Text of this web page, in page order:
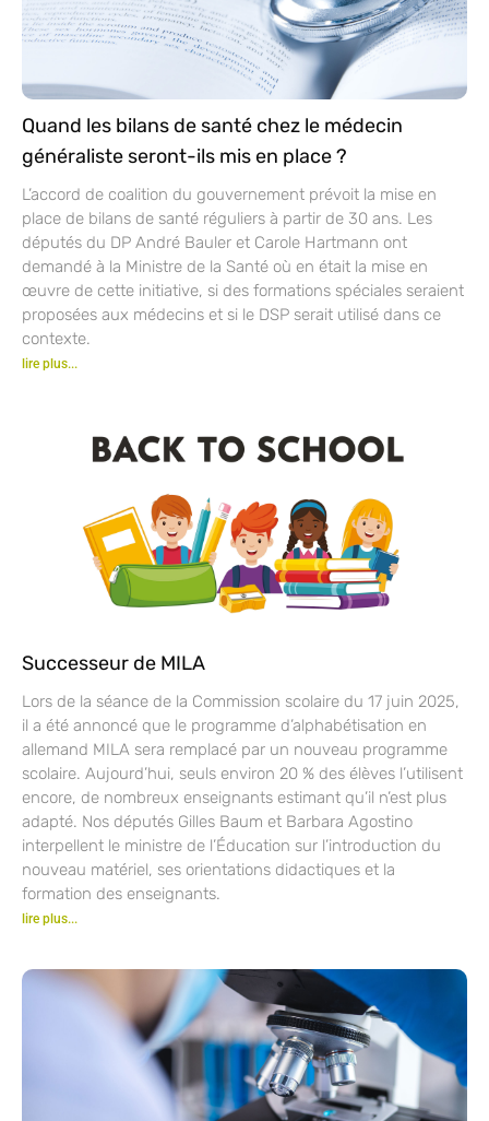
Quand les bilans de santé chez le médecin
généraliste seront-ils mis en place ?
L’accord de coalition du gouvernement prévoit la mise en
place de bilans de santé réguliers à partir de 30 ans. Les
députés du DP André Bauler et Carole Hartmann ont
demandé à la Ministre de la Santé où en était la mise en
œuvre de cette initiative, si des formations spéciales seraient
proposées aux médecins et si le DSP serait utilisé dans ce
contexte.
lire plus...
Successeur de MILA
Lors de la séance de la Commission scolaire du 17 juin 2025,
il a été annoncé que le programme d’alphabétisation en
allemand MILA sera remplacé par un nouveau programme
scolaire. Aujourd’hui, seuls environ 20 % des élèves l’utilisent
encore, de nombreux enseignants estimant qu’il n’est plus
adapté. Nos députés Gilles Baum et Barbara Agostino
interpellent le ministre de l’Éducation sur l’introduction du
nouveau matériel, ses orientations didactiques et la
formation des enseignants.
lire plus...